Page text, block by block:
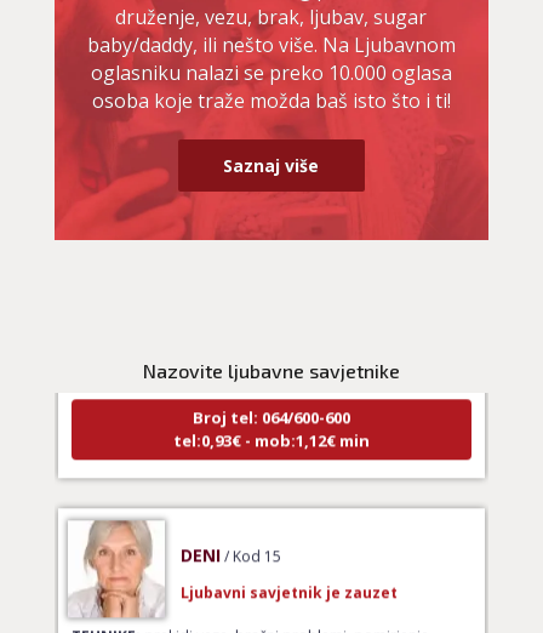
druženje, vezu, brak, ljubav, sugar
baby/daddy, ili nešto više. Na Ljubavnom
oglasniku nalazi se preko 10.000 oglasa
osoba koje traže možda baš isto što i ti!
Saznaj više
Nazovite ljubavne savjetnike
Broj tel: 064/600-600
tel:0,93€ - mob:1,12€ min
TEHNIKE:prekidi veze, bračni problemi, pomirjenje